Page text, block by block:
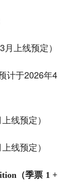
月上线预定）
计于2026年4
线预定）
线预定）
（季票 1 +